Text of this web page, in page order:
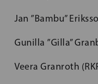
Jan ”Bambu”
Gunilla ”Gilla”
Veera Granroth